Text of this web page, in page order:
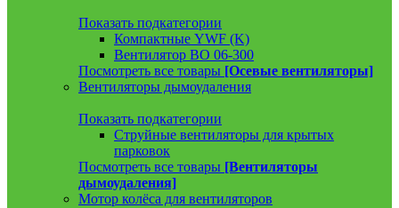
Показать подкатегории
Компактные YWF (K)
Вентилятор ВО 06-300
Посмотреть все товары [Осевые вентиляторы]
Вентиляторы дымоудаления
Показать подкатегории
Струйные вентиляторы для крытых
парковок
Посмотреть все товары [Вентиляторы
дымоудаления]
Мотор колёса для вентиляторов